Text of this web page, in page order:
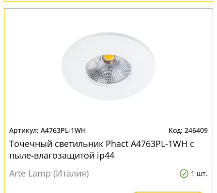
A4763PL-1WH 246409
Точечный светильник Phact A4763PL-1WH с
пыле-влагозащитой ip44
Arte Lamp (Италия)
1 шт.